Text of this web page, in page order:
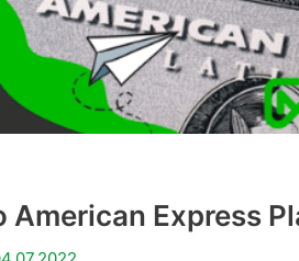
American Express